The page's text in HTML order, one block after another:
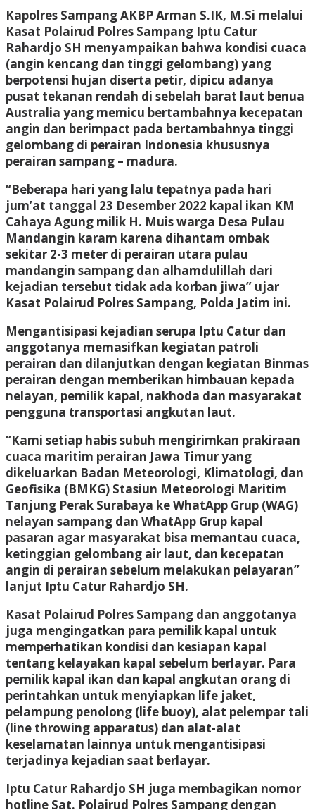
Kapolres Sampang AKBP Arman S.IK, M.Si melalui
Kasat Polairud Polres Sampang Iptu Catur
Rahardjo SH menyampaikan bahwa kondisi cuaca
(angin kencang dan tinggi gelombang) yang
berpotensi hujan diserta petir, dipicu adanya
pusat tekanan rendah di sebelah barat laut benua
Australia yang memicu bertambahnya kecepatan
angin dan berimpact pada bertambahnya tinggi
gelombang di perairan Indonesia khususnya
perairan sampang – madura.
“Beberapa hari yang lalu tepatnya pada hari
jum’at tanggal 23 Desember 2022 kapal ikan KM
Cahaya Agung milik H. Muis warga Desa Pulau
Mandangin karam karena dihantam ombak
sekitar 2-3 meter di perairan utara pulau
mandangin sampang dan alhamdulillah dari
kejadian tersebut tidak ada korban jiwa” ujar
Kasat Polairud Polres Sampang, Polda Jatim ini.
Mengantisipasi kejadian serupa Iptu Catur dan
anggotanya memasifkan kegiatan patroli
perairan dan dilanjutkan dengan kegiatan Binmas
perairan dengan memberikan himbauan kepada
nelayan, pemilik kapal, nakhoda dan masyarakat
pengguna transportasi angkutan laut.
“Kami setiap habis subuh mengirimkan prakiraan
cuaca maritim perairan Jawa Timur yang
dikeluarkan Badan Meteorologi, Klimatologi, dan
Geofisika (BMKG) Stasiun Meteorologi Maritim
Tanjung Perak Surabaya ke WhatApp Grup (WAG)
nelayan sampang dan WhatApp Grup kapal
pasaran agar masyarakat bisa memantau cuaca,
ketinggian gelombang air laut, dan kecepatan
angin di perairan sebelum melakukan pelayaran”
lanjut Iptu Catur Rahardjo SH.
Kasat Polairud Polres Sampang dan anggotanya
juga mengingatkan para pemilik kapal untuk
memperhatikan kondisi dan kesiapan kapal
tentang kelayakan kapal sebelum berlayar. Para
pemilik kapal ikan dan kapal angkutan orang di
perintahkan untuk menyiapkan life jaket,
pelampung penolong (life buoy), alat pelempar tali
(line throwing apparatus) dan alat-alat
keselamatan lainnya untuk mengantisipasi
terjadinya kejadian saat berlayar.
Iptu Catur Rahardjo SH juga membagikan nomor
hotline Sat. Polairud Polres Sampang dengan